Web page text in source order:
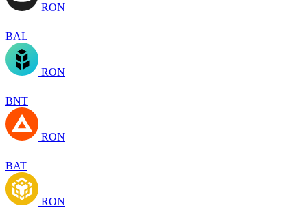
RON
BAL
RON
BNT
RON
BAT
RON